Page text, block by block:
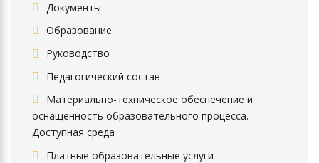
Документы
Образование
Руководство
Педагогический состав
Материально-техническое обеспечение и
оснащенность образовательного процесса.
Доступная среда
Платные образовательные услуги